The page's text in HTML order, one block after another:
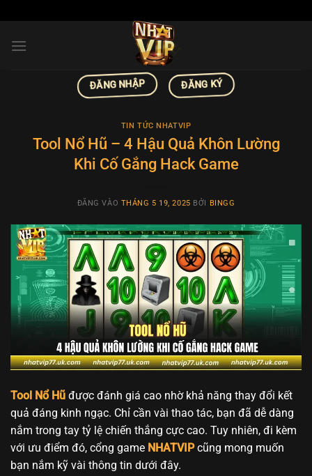
nội
ĐĂNG NHẬP ĐĂNG KÝ
TIN TỨC NHATVIP
Tool Nổ Hũ – 4 Hậu Quả Khôn Lường
Khi Cố Gắng Hack Game
ĐĂNG VÀO THÁNG 5 19, 2025 BỞI BINGG
Tool Nổ Hũ được đánh giá cao nhờ khả năng thay đổi kết
quả đáng kinh ngạc. Chỉ cần vài thao tác, bạn đã dễ dàng
nắm trong tay tỷ lệ chiến thắng cực cao. Tuy nhiên, đi kèm
với ưu điểm đó, cổng game NHATVIPcũng mong muốn
bạn nắm kỹ vài thông tin dưới đây.